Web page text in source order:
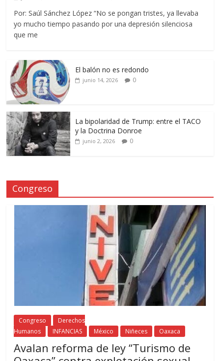
Por: Saúl Sánchez López “No se pongan tristes, ya llevaba
yo mucho tiempo pasando por una depresión silenciosa
que me
El balón no es redondo
junio 14, 2026 0
La bipolaridad de Trump: entre el TACO
y la Doctrina Donroe
junio 2, 2026 0
Congreso
Congreso
Derechos
Humanos
INFANCIAS México Niñeces Oaxaca
Avalan reforma de ley “Turismo de